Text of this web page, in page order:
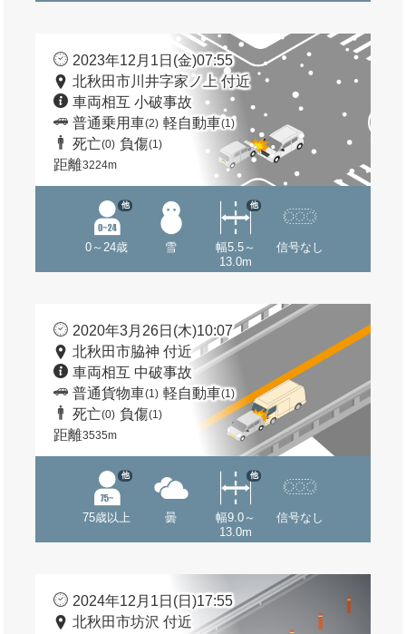
2023年12月1日(金)07:55
北秋田市川井字家ノ上 付近
車両相互 小破事故
普通乗用車(2) 軽自動車(1)
死亡(0) 負傷(1)
距離3224m
0～24歳
他
雪
幅5.5～
13.0m
他
信号なし
2020年3月26日(木)10:07
北秋田市脇神 付近
車両相互 中破事故
普通貨物車(1) 軽自動車(1)
死亡(0) 負傷(1)
距離3535m
75歳以上
他
曇
幅9.0～
13.0m
他
信号なし
2024年12月1日(日)17:55
北秋田市坊沢 付近